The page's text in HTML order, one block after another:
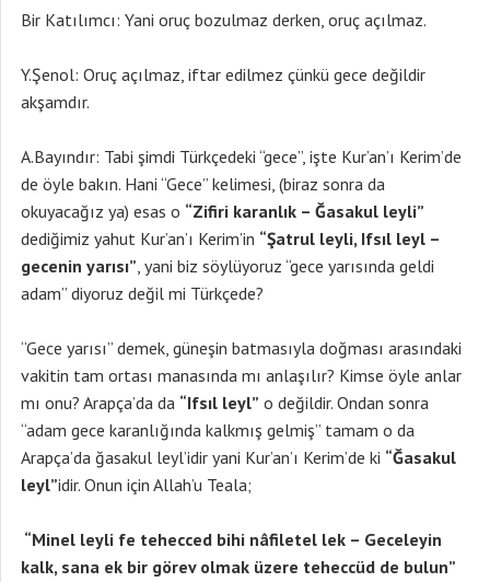
Bir Katılımcı: Yani oruç bozulmaz derken, oruç açılmaz.
Y.Şenol: Oruç açılmaz, iftar edilmez çünkü gece değildir
akşamdır.
A.Bayındır: Tabi şimdi Türkçedeki “gece”, işte Kur’an’ı Kerim’de
de öyle bakın. Hani “Gece” kelimesi, (biraz sonra da
okuyacağız ya) esas o “Zifiri karanlık – Ğasakul leyli”
dediğimiz yahut Kur’an’ı Kerim’in “Şatrul leyli, Ifsıl leyl –
gecenin yarısı”, yani biz söylüyoruz “gece yarısında geldi
adam” diyoruz değil mi Türkçede?
“Gece yarısı” demek, güneşin batmasıyla doğması arasındaki
vakitin tam ortası manasında mı anlaşılır? Kimse öyle anlar
mı onu? Arapça’da da “Ifsıl leyl” o değildir. Ondan sonra
“adam gece karanlığında kalkmış gelmiş” tamam o da
Arapça’da ğasakul leyl’idir yani Kur’an’ı Kerim’de ki “Ğasakul
leyl”idir. Onun için Allah’u Teala;
“Minel leyli fe tehecced bihi nâfiletel lek – Geceleyin
kalk, sana ek bir görev olmak üzere teheccüd de bulun”